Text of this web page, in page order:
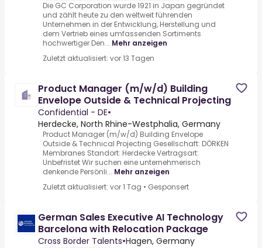
Die GC Corporation wurde 1921 in Japan gegründet
und zählt heute zu den weltweit führenden
Unternehmen in der Entwicklung, Herstellung und
dem Vertrieb eines umfassenden Sortiments
hochwertiger Den... Mehr anzeigen
Zuletzt aktualisiert: vor 13 Tagen
Product Manager (m/w/d) Building
Envelope Outside & Technical Projecting
Confidential - DE•
Herdecke, North Rhine-Westphalia, Germany
Product Manager (m/w/d) Building Envelope
Outside & Technical Projecting Gesellschaft: DÖRKEN
Membranes Standort: Herdecke Vertragsart:
Unbefristet Wir suchen eine unternehmerisch
denkende Persönli... Mehr anzeigen
Zuletzt aktualisiert: vor 1 Tag • Gesponsert
German Sales Executive AI Technology
Barcelona with Relocation Package
Cross Border Talents•Hagen, Germany